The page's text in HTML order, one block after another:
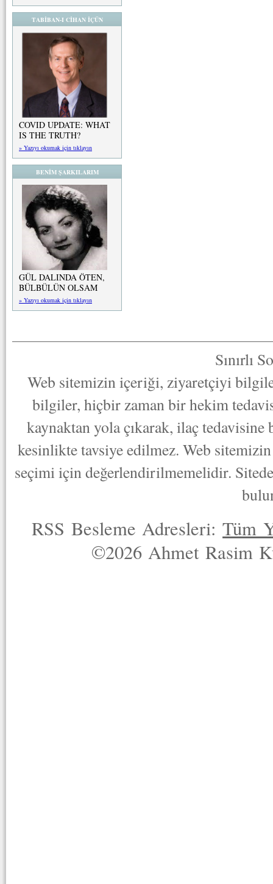
TABİBAN-I CİHAN İÇÜN
COVID UPDATE: WHAT
IS THE TRUTH?
» Yazıyı okumak için tıklayın
BENİM ŞARKILARIM
GÜL DALINDA ÖTEN,
BÜLBÜLÜN OLSAM
» Yazıyı okumak için tıklayın
Sınırlı
Web sitemizin içeriği, ziyaretçiyi
bilgiler, hiçbir zaman bir hekim
kaynaktan yola çıkarak, ilaç
kesinlikte tavsiye edilmez. Web
seçimi için değerlendirilmemelidir.
RSS Besleme Adresleri:Tüm
©2026 Ahmet Rasim